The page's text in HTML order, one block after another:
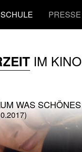
SCHULE PRESSE
IM KINO
WAS SCHÖNES